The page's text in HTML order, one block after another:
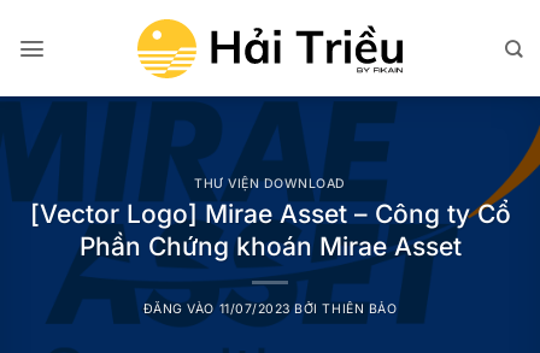
qua
dung
THƯ VIỆN DOWNLOAD
[Vector Logo] Mirae Asset – Công ty Cổ
Phần Chứng khoán Mirae Asset
ĐĂNG VÀO11/07/2023 BỞITHIÊN BẢO